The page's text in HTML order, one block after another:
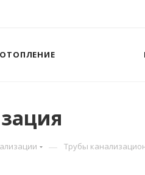
ОТОПЛЕНИЕ
— Трубы